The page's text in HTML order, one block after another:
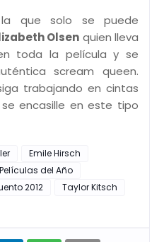
que solo se puede
Olsen quien lleva
toda la película y se
scream queen.
trabajando en cintas
encasille en este tipo
Emile Hirsch
del Año
2012
Taylor Kitsch